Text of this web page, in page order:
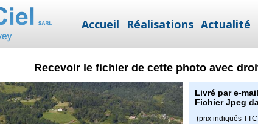
Accueil Réalisations Actualité